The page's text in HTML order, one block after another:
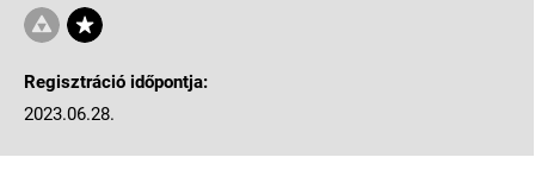
Regisztráció időpontja:
2023.06.28.